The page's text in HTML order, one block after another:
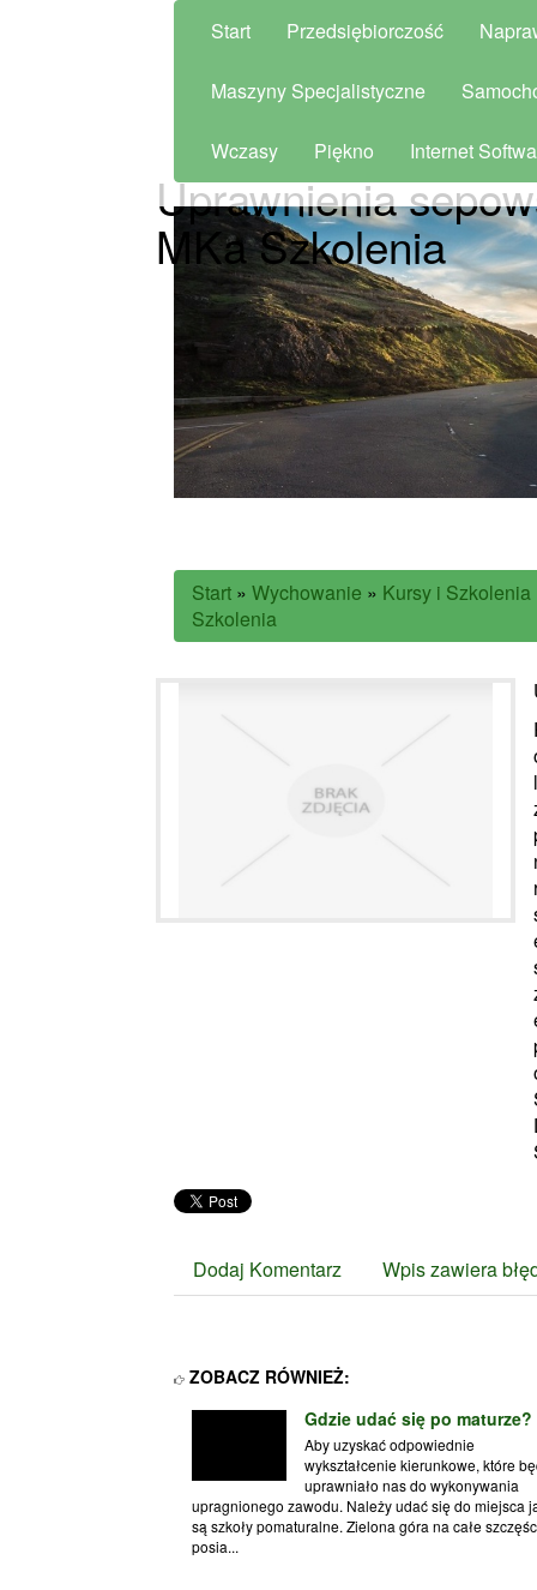
Start Przedsiębiorczość
Maszyny Specjalistyczne
Wczasy Piękno Internet
Uprawnienia
MKa Szkolenia
Start » Wychowanie » Kursy i Szkolenia
Szkolenia
Dodaj Komentarz Wpis zawiera
ZOBACZ RÓWNIEŻ:
Gdzie udać się po maturze?
Aby uzyskać odpowiednie
wykształcenie kierunkowe, które
uprawniało nas do wykonywania
upragnionego zawodu. Należy udać się do miejsca
są szkoły pomaturalne. Zielona góra na całe
posia...